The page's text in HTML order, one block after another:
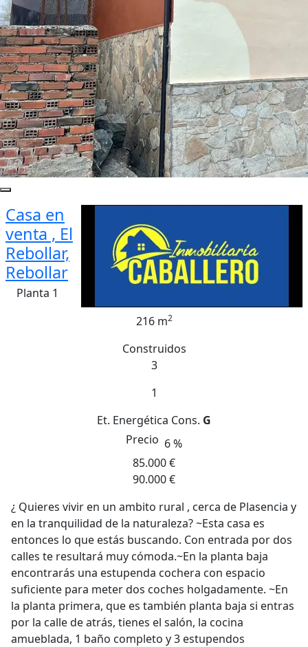
Casa en
venta , El
Rebollar,
Rebollar
Planta 1
216 m2
Construidos
3
1
Et. Energética Cons. G
Precio 6 %
85.000 €
90.000 €
¿ Quieres vivir en un ambito rural , cerca de Plasencia y
en la tranquilidad de la naturaleza? ~Esta casa es
entonces lo que estás buscando. Con entrada por dos
calles te resultará muy cómoda.~En la planta baja
encontrarás una estupenda cochera con espacio
suficiente para meter dos coches holgadamente. ~En
la planta primera, que es también planta baja si entras
por la calle de atrás, tienes el salón, la cocina
amueblada, 1 baño completo y 3 estupendos